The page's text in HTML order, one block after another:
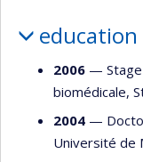
education
2006 —
biomédicale,
2004 —
Université de